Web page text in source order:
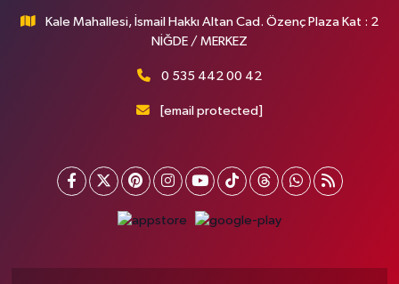
Kale Mahallesi, İsmail Hakkı Altan Cad. Özenç Plaza Kat : 2
NİĞDE / MERKEZ
0 535 442 00 42
[email protected]